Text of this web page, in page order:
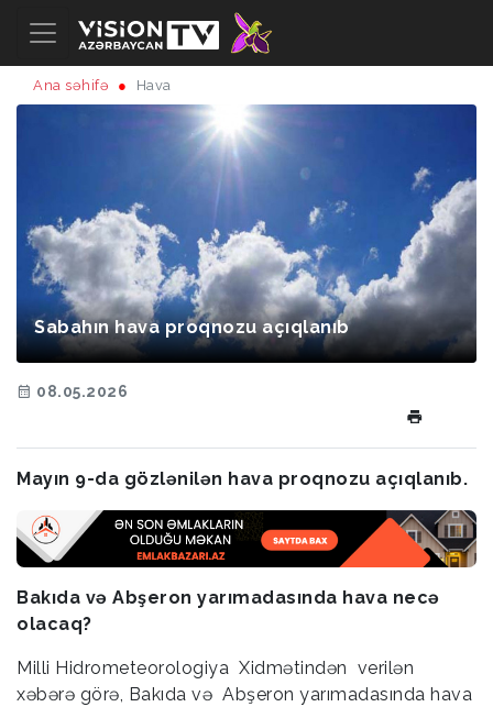
Ana səhifə Hava
Sabahın hava proqnozu açıqlanıb
08.05.2026
Mayın 9-da gözlənilən hava proqnozu açıqlanıb.
Bakıda və Abşeron yarımadasında hava necə
olacaq?
Milli Hidrometeorologiya Xidmətindən verilən
xəbərə görə, Bakıda və Abşeron yarımadasında hava